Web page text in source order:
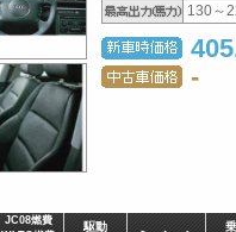
130～
-
JC08燃費
駆動